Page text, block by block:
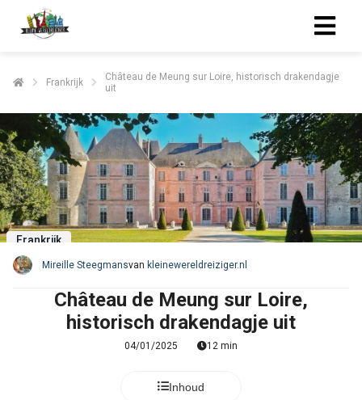
Frankrijk
Château de Meung sur Loire, historisch drakendagje
uit
Frankrijk
Mireille Steegmansvan kleinewereldreiziger.nl
Château de Meung sur Loire,
historisch drakendagje uit
04/01/2025 12 min
Inhoud